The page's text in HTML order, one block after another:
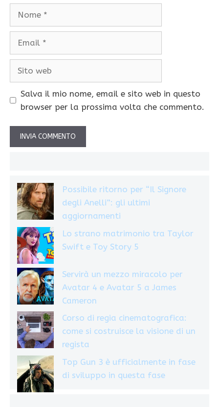
Salva il mio nome, email e sito web in questo
browser per la prossima volta che commento.
Possibile ritorno per “Il Signore
degli Anelli”: gli ultimi
aggiornamenti
Lo strano matrimonio tra Taylor
Swift e Toy Story 5
Servirà un mezzo miracolo per
Avatar 4 e Avatar 5 a James
Cameron
Corso di regia cinematografica:
come si costruisce la visione di un
regista
Top Gun 3 è ufficialmente in fase
di sviluppo in questa fase